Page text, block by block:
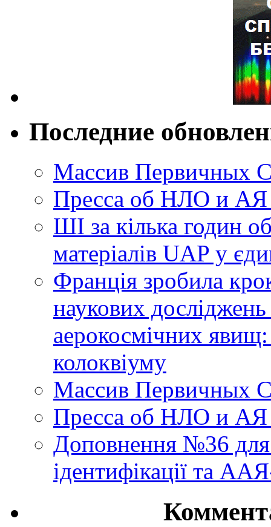
Последние
Массив Первичных
Пресса об НЛО и
ШІ за кілька годин
матеріалів UAP у
Франція зробила
наукових
аерокосмічних
колоквіуму
Массив Первичных
Пресса об НЛО и
Доповнення №36
ідентифікації та